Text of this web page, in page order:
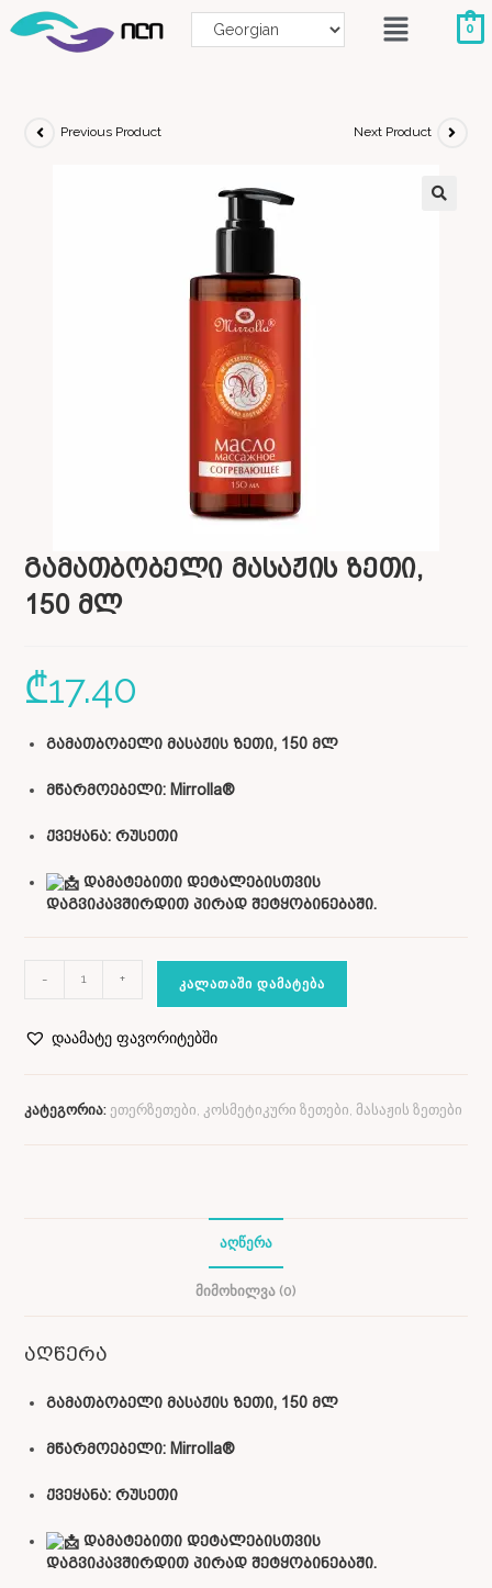
0
Previous Product Next Product
გამათბობელი მასაჟის ზეთი,
150 მლ
₾17.40
გამათბობელი მასაჟის ზეთი, 150 მლ
მწარმოებელი: Mirrolla®
ქვეყანა: რუსეთი
დამატებითი დეტალებისთვის
დაგვიკავშირდით პირად შეტყობინებაში.
- + ᲙᲐᲚᲐᲗᲐᲨᲘ ᲓᲐᲛᲐᲢᲔᲑᲐ
დაამატე ფავორიტებში
კატეგორია: ეთერზეთები, კოსმეტიკური ზეთები, მასაჟის ზეთები
ᲐᲦᲬᲔᲠᲐ
ᲛᲘᲛᲝᲮᲘᲚᲕᲐ (0)
აღწერა
გამათბობელი მასაჟის ზეთი, 150 მლ
მწარმოებელი: Mirrolla®
ქვეყანა: რუსეთი
დამატებითი დეტალებისთვის
დაგვიკავშირდით პირად შეტყობინებაში.